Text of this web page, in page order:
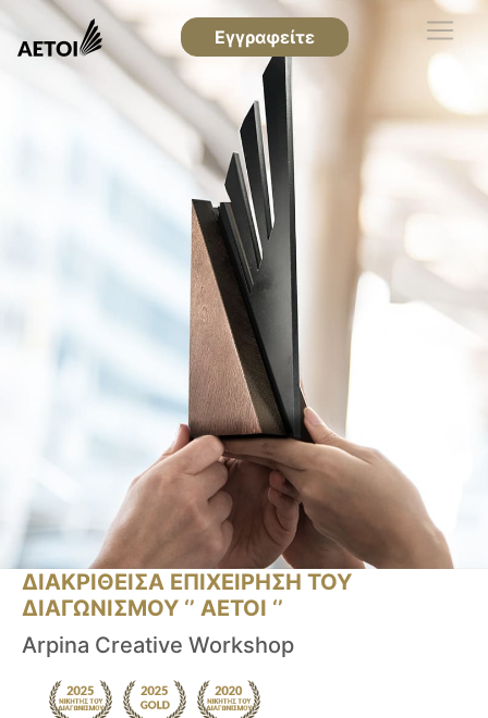
Εγγραφείτε
ΔΙΑΚΡΙΘΕΙΣΑ ΕΠΙΧΕΙΡΗΣΗ ΤΟΥ
ΔΙΑΓΩΝΙΣΜΟΥ ‘’ ΑΕΤΟΙ ‘’
Arpina Creative Workshop